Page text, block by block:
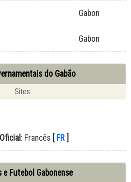
Gabon
Gabon
do Gabão
Sites
: Francês[ FR]
e Futebol Gabonense